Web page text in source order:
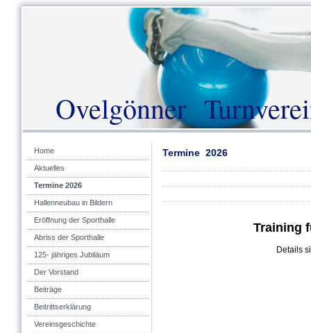
Ovelgönner
Home
Aktuelles
Termine 2026
Hallenneubau in Bildern
Eröffnung der Sporthalle
Abriss der Sporthalle
125- jähriges Jubiläum
Der Vorstand
Beiträge
Beitrittserklärung
Vereinsgeschichte
Termine 2026
Training
Details